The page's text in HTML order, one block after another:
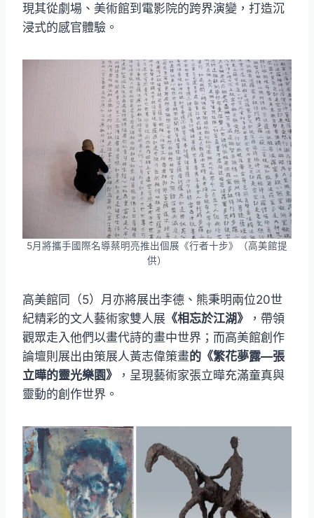
現其從劇場、美術館到電影院的跨界演變，打造沉
浸式的感官體驗。
5月將攜手國際名導蔡明亮推出個展《行者十步》（高美館提
供）
高美館同（5）月亦將展出李德、熊秉明兩位20世
紀精彩的文人藝術家雙人展 《相忘於江湖》
，帶領
觀眾走入他們以畫代詩的畫中世界；而高美館創作
論壇則展出由策展人黃志偉策畫的《繁花夢露—張
立曄的靈光樂園》
，呈現藝術家張立曄充滿童真與
靈動的創作世界。